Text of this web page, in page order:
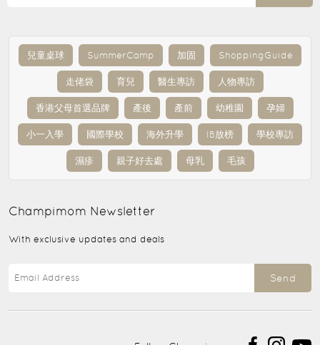
兒童桌球 SummerCamp 加固 ShoppingGuide
走佬袋 育兒 醫生專訪 人物專訪
香港父母首選品牌 產後 產前 幼稚園 孕婦
小一入學 國際學校 海外升學 IB放榜 學校專訪
濕疹 親子好去處 母乳 毛孩
Champimom Newsletter
With exclusive updates and deals
Send